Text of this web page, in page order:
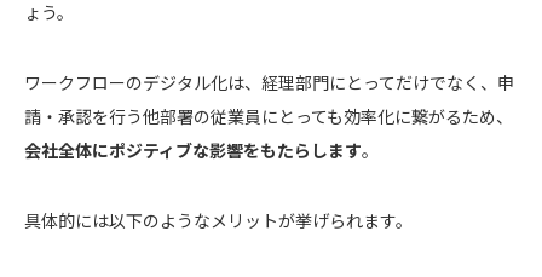
ょう。
ワークフローのデジタル化は、経理部門にとってだけでなく、申
請・承認を行う他部署の従業員にとっても効率化に繋がるため、
会社全体にポジティブな影響をもたらします。
具体的には以下のようなメリットが挙げられます。